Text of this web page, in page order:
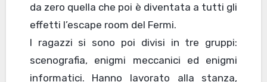
da zero quella che poi è diventata a tutti gli
effetti l’escape room del Fermi.
I ragazzi si sono poi divisi in tre gruppi:
scenografia, enigmi meccanici ed enigmi
informatici. Hanno lavorato alla stanza,